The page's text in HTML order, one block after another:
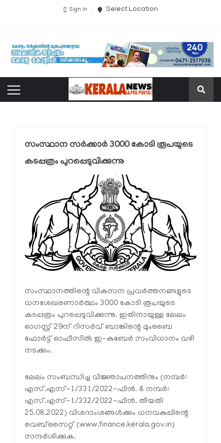
Sign In Select Location
സംസ്ഥാന സര്‍ക്കാര്‍ 3000 കോടി രൂപയുടെ
കടപ്പത്രം പുറപ്പെടുവിക്കുന്നു
സംസ്ഥാനത്തിന്റെ വികസന പ്രവർത്തനങ്ങളുടെ
ധനശേഖരണാർത്ഥം 3000 കോടി രൂപയുടെ
കടപ്പത്രം പുറപ്പെടുവിക്കുന്നു. ഇതിനായുള്ള ലേലം
ഓഗസ്റ്റ് 29ന് റിസർവ് ബാങ്കിന്റെ മുംബൈ
ഫോർട്ട് ഓഫീസിൽ ഇ-കുബേർ സംവിധാനം വഴി
നടക്കും.
ലേലം സംബന്ധിച്ച വിജ്ഞാപനത്തിനും (നമ്പർ:
എസ്.എസ്-1/331/2022-ഫിൻ. & നമ്പർ:
എസ്.എസ്-1/332/2022-ഫിൻ. തീയതി
25.08.2022) വിശദാംശങ്ങൾക്കും ധനവകുപ്പിന്റെ
വെബ്‌സൈറ്റ് (www.finance.kerala.gov.in)
സന്ദർശിക്കുക.